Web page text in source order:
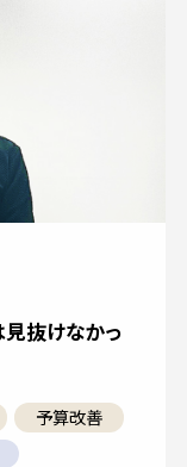
抜けなかっ
予算改善